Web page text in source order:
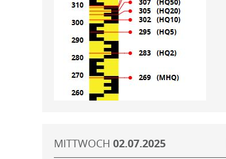
MITTWOCH 02.07.2025